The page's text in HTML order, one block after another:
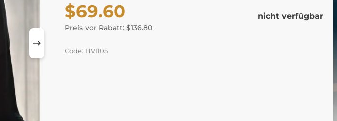
$69.60
Preis vor Rabatt: $136.80
nicht verfügbar
Code: HVI105